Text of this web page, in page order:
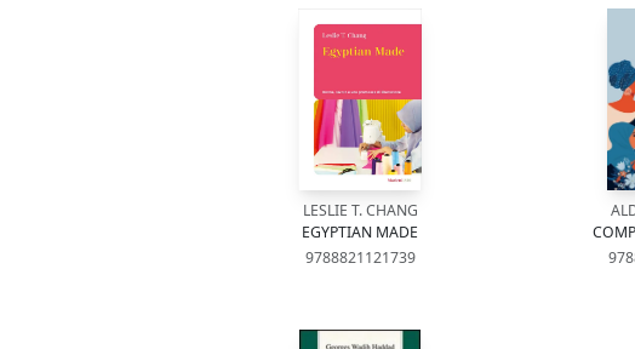
LESLIE T. CHANG
EGYPTIAN MADE
9788821121739